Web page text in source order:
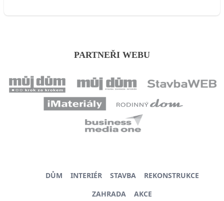
PARTNEŘI WEBU
DŮM INTERIÉR STAVBA
REKONSTRUKCE
ZAHRADA
AKCE